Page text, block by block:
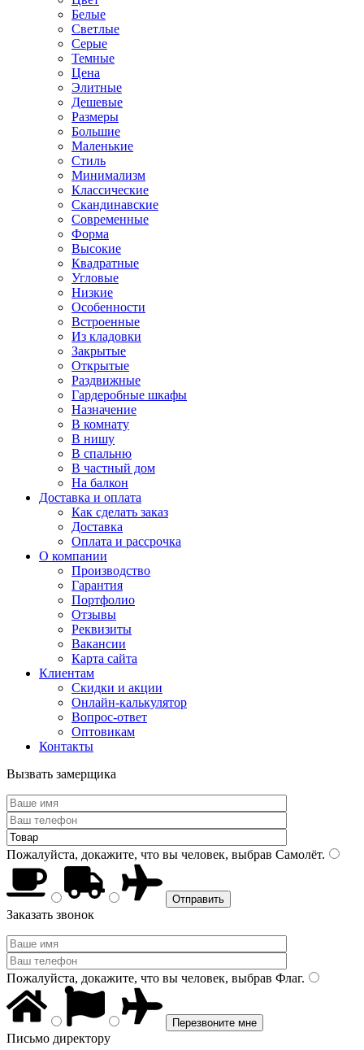
Белые
Светлые
Серые
Темные
Цена
Элитные
Дешевые
Размеры
Большие
Маленькие
Стиль
Минимализм
Классические
Скандинавские
Современные
Форма
Высокие
Квадратные
Угловые
Низкие
Особенности
Встроенные
Из кладовки
Закрытые
Открытые
Раздвижные
Гардеробные шкафы
Назначение
В комнату
В нишу
В спальню
В частный дом
На балкон
Доставка и оплата
Как сделать заказ
Доставка
Оплата и рассрочка
О компании
Производство
Гарантия
Портфолио
Отзывы
Реквизиты
Вакансии
Карта сайта
Клиентам
Скидки и акции
Онлайн-калькулятор
Вопрос-ответ
Оптовикам
Контакты
Вызвать замерщика
Пожалуйста, докажите, что вы человек, выбрав Самолёт.
Заказать звонок
Пожалуйста, докажите, что вы человек, выбрав Флаг.
Письмо директору